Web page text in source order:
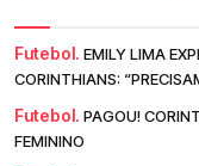
Futebol. EMILY LIMA
CORINTHIANS:
Futebol. PAGOU!
FEMININO